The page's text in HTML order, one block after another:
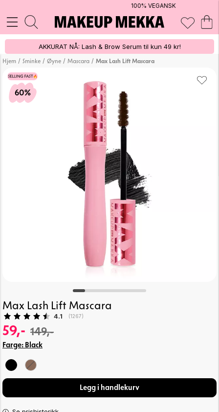
100% VEGANSK
AKKURAT NÅ: Lash & Brow Serum til kun 49 kr!
Hjem / Sminke / Øyne / Mascara / Max Lash Lift Mascara
60%
Max Lash Lift Mascara
Gjennomsnittskarakter:
4.1 (stemmer:
1267)
59,- 149,-
Farge: Black
Legg i handlekurv